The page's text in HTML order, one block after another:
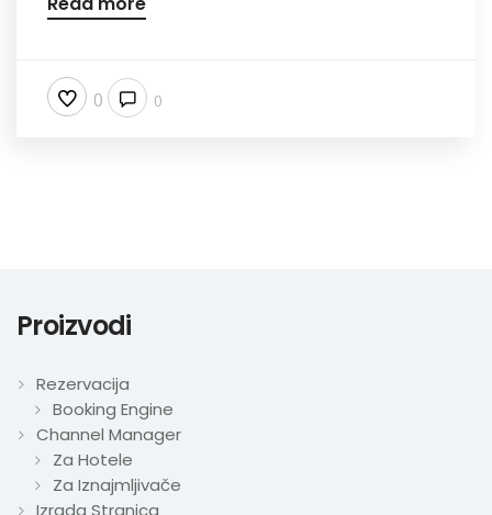
0 0
Proizvodi
Rezervacija
Booking Engine
Channel Manager
Za Hotele
Za Iznajmljivače
Izrada Stranica